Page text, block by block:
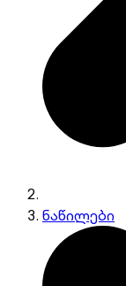
ნაწილები